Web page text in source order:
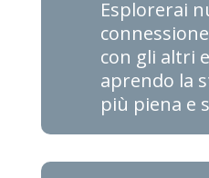
Esplorerai
con gli altri
aprendo la
più piena e